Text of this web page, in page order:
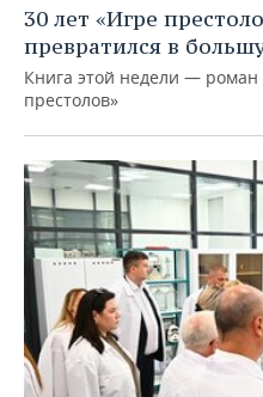
30 лет «Игре
превратился в
Книга этой недели —
престолов»